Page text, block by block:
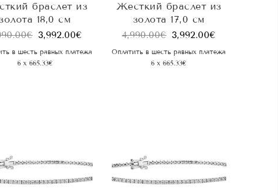
браслет из
18,0 см
€ 3,992.00€
в шесть равных платежа
6 x 665.33€
Жесткий браслет из
золота 17,0 см
4,990.00€ 3,992.00€
Оплатить в шесть равных платежа
6 x 665.33€